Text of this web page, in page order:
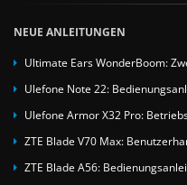
NEUE ANLEITUNGEN
Ultimate Ears WonderBoom:
Ulefone Note 22:
Ulefone Armor X32 Pro:
ZTE Blade V70 Max:
ZTE Blade A56: